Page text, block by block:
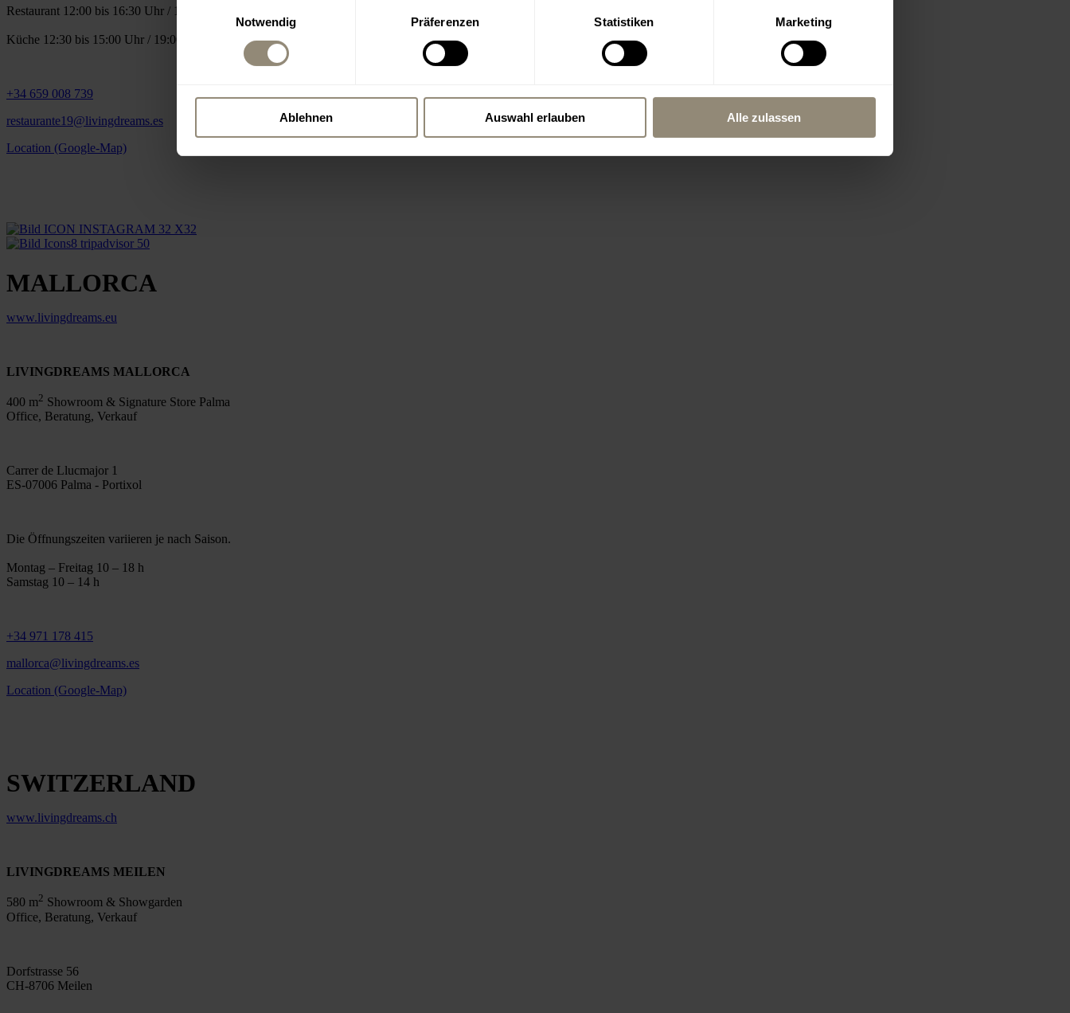
Notwendig
Präferenzen Statistiken Marketing
Ablehnen Auswahl erlauben Alle zulassen
Restaurant 12:00 bis 16:30 Uhr / 18:30 bis 24:00 Uhr
Küche 12:30 bis 15:00 Uhr / 19:00 bis 22:30 Uhr
+34 659 008 739
restaurante19@livingdreams.es
Location (Google-Map)
MALLORCA
www.livingdreams.eu
LIVINGDREAMS MALLORCA
400 m2 Showroom & Signature Store Palma
Office, Beratung, Verkauf
Carrer de Llucmajor 1
ES-07006 Palma - Portixol
Die Öffnungszeiten variieren je nach Saison.
Montag – Freitag 10 – 18 h
Samstag 10 – 14 h
+34 971 178 415
mallorca@livingdreams.es
Location (Google-Map)
SWITZERLAND
www.livingdreams.ch
LIVINGDREAMS MEILEN
580 m2 Showroom & Showgarden
Office, Beratung, Verkauf
Dorfstrasse 56
CH-8706 Meilen